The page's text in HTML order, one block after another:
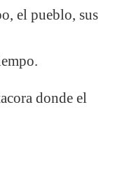
el pueblo, sus
donde el